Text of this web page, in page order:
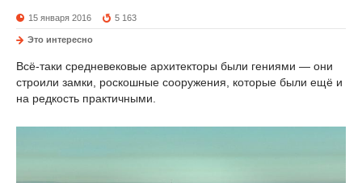
15 января 2016 5 163
Это интересно
Всё-таки средневековые архитекторы были гениями — они
строили замки, роскошные сооружения, которые были ещё и
на редкость практичными.